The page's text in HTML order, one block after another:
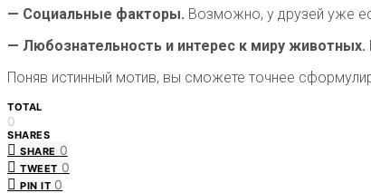
— Социальные факторы. Возможно, у друзей уже
— Любознательность и интерес к миру животных.
Поняв истинный мотив, вы сможете точнее
TOTAL
0
SHARES
SHARE 0
TWEET 0
PIN IT 0